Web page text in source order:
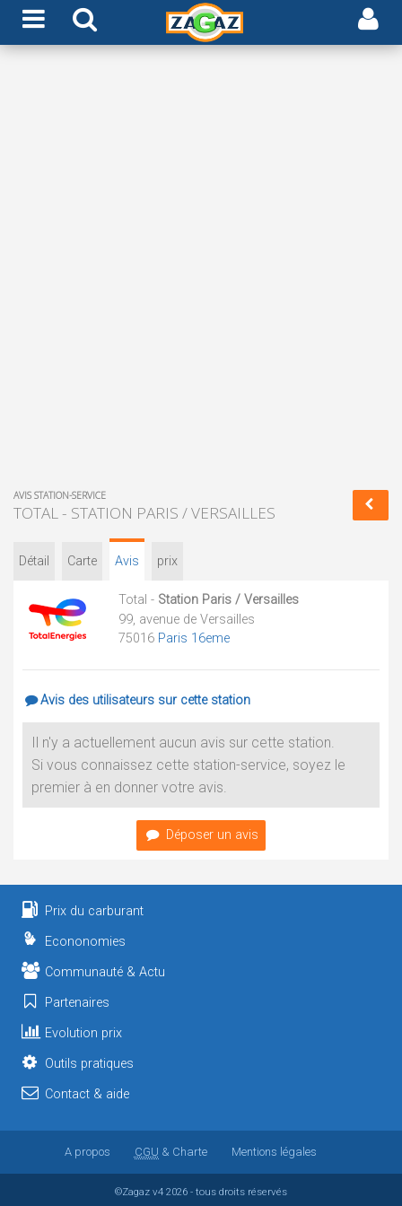
AVIS STATION-SERVICE
TOTAL - STATION PARIS / VERSAILLES
Détail Carte Avis prix
Total - Station Paris / Versailles
99, avenue de Versailles
75016 Paris 16eme
Avis des utilisateurs sur cette station
Il n'y a actuellement aucun avis sur cette station.
Si vous connaissez cette station-service, soyez le
premier à en donner votre avis.
Déposer un avis
Prix du carburant
Econonomies
Communauté & Actu
Partenaires
Evolution prix
Outils pratiques
Contact & aide
A propos CGU & Charte Mentions légales
©Zagaz v4 2026 - tous droits réservés